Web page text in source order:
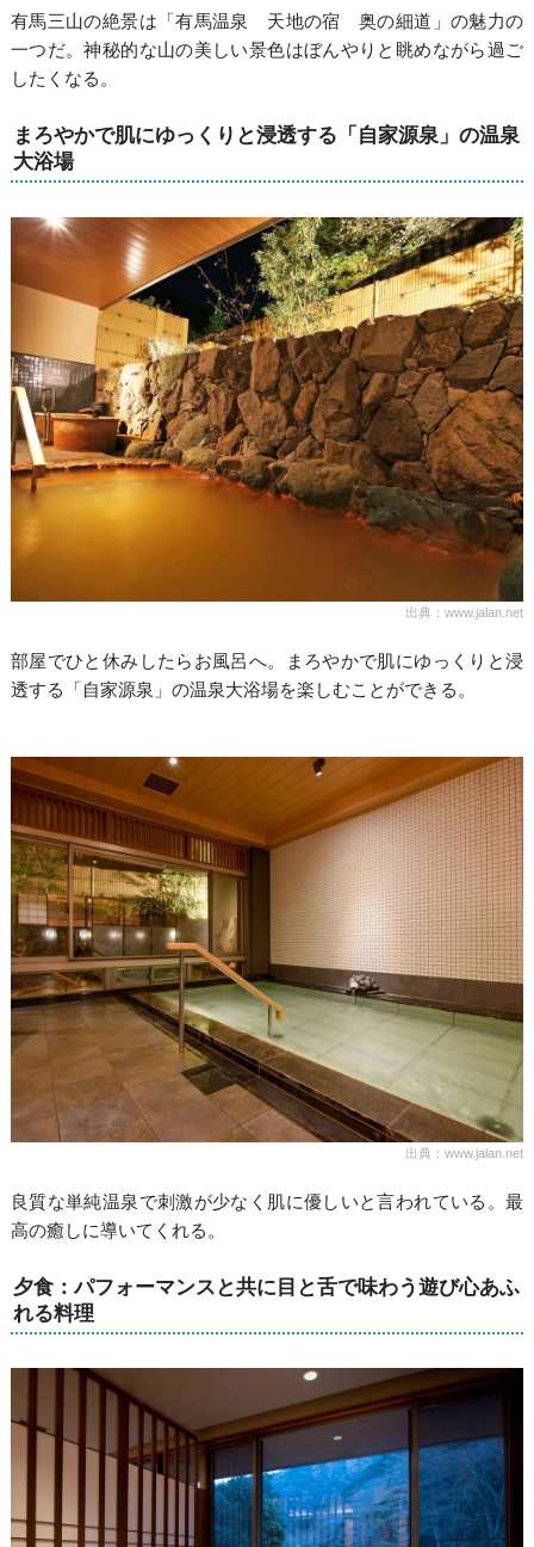
有馬三山の絶景は「有馬温泉 天地の宿 奥の細道」の魅力の
一つだ。神秘的な山の美しい景色はぼんやりと眺めながら過ご
したくなる。
まろやかで肌にゆっくりと浸透する「自家源泉」の温泉
大浴場
出典：www.jalan.net
部屋でひと休みしたらお風呂へ。まろやかで肌にゆっくりと浸
透する「自家源泉」の温泉大浴場を楽しむことができる。
出典：www.jalan.net
良質な単純温泉で刺激が少なく肌に優しいと言われている。最
高の癒しに導いてくれる。
夕食：パフォーマンスと共に目と舌で味わう遊び心あふ
れる料理